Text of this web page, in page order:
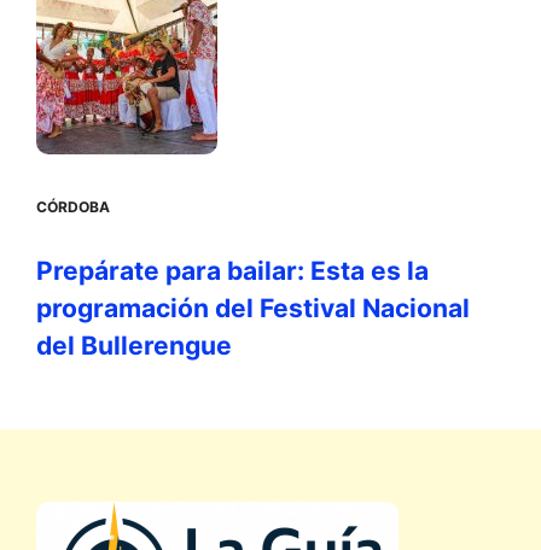
CÓRDOBA
Prepárate para bailar: Esta es la
programación del Festival Nacional
del Bullerengue